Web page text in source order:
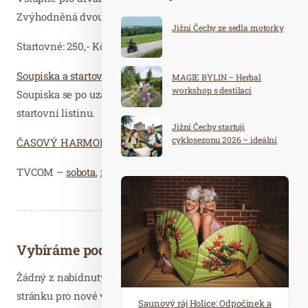
Zvýhodněná dvoudenní vstupenka: 250 Kč
Startovné: 250,- Kč/start
Soupiska a startovní listina
Soupiska se po uzavření přihlášek nalosuje a změní se ve
startovní listinu.
ČASOVÝ HARMONOGRAM
TVCOM – sobota, neděle
Vybíráme podobné články
Žádný z nabídnutých článků vás nezajímá? Aktualizujte
stránku pro nové výsledky...
Jižní Čechy ze sedla motorky
MAGIE BYLIN – Herbal
workshop s destilací
Jižní Čechy startují
cyklosezonu 2026 – ideální
Saunový ráj Holice: Odpočinek a
Spa Hotel Děvín: Odpočiňte si od